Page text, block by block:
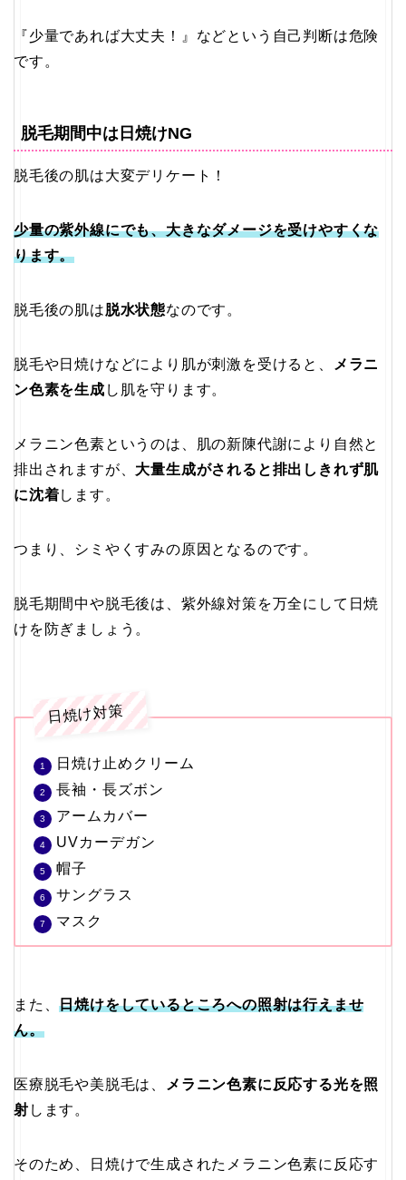
『少量であれば大丈夫！』などという自己判断は危険
です。
脱毛期間中は日焼けNG
脱毛後の肌は大変デリケート！
少量の紫外線にでも、大きなダメージを受けやすくな
ります。
脱毛後の肌は脱水状態なのです。
脱毛や日焼けなどにより肌が刺激を受けると、
メラニ
ン色素を生成 し肌を守ります。
メラニン色素というのは、肌の新陳代謝により自然と
排出されますが、 大量生成がされると排出しきれず肌
に沈着します。
つまり、シミやくすみの原因となるのです。
脱毛期間中や脱毛後は、紫外線対策を万全にして日焼
けを防ぎましょう。
日焼け対策
日焼け止めクリーム
長袖・長ズボン
アームカバー
UVカーデガン
帽子
サングラス
マスク
また、日焼けをしているところへの照射は行えませ
ん。
医療脱毛や美脱毛は、
メラニン色素に反応する光を照
射 します。
そのため、日焼けで生成されたメラニン色素に反応す